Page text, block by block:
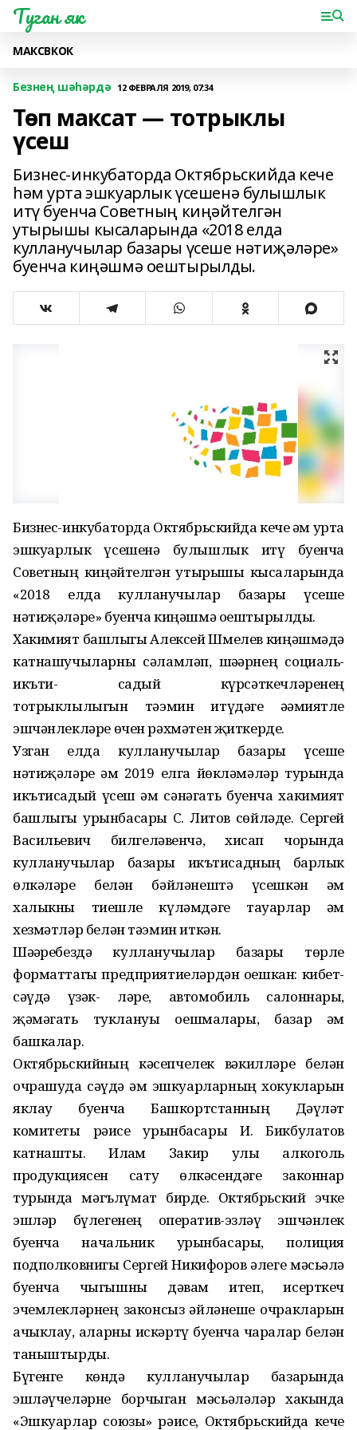
Туган як
МАКСВКОК
Безнең шәһәрдә 12 ФЕВРАЛЯ 2019, 07:34
Төп максат — тотрыклы
үсеш
Бизнес-инкубаторда Октябрьскийда кече
һәм урта эшкуарлык үсешенә булышлык
итү буенча Советның киңәйтелгән
утырышы кысаларында «2018 елда
кулланучылар базары үсеше нәтиҗәләре»
буенча киңәшмә оештырылды.
Бизнес-инкубаторда Октябрьскийда кече һәм урта
эшкуарлык үсешенә булышлык итү буенча
Советның киңәйтелгән утырышы кысаларында
«2018 елда кулланучылар базары үсеше
нәтиҗәләре» буенча киңәшмә оештырылды.
Хакимият башлыгы Алексей Шмелев киңәшмәдә
катнашучыларны сәламләп, шәһәрнең социаль-
икъти- садый күрсәткечләренең
тотрыклылыгын тәэмин итүдәге әһәмиятле
эшчәнлекләре өчен рәхмәтен җиткерде.
Узган елда кулланучылар базары үсеше
нәтиҗәләре һәм 2019 елга йөкләмәләр турында
икътисадый үсеш һәм сәнәгать буенча хакимият
башлыгы урынбасары С. Литов сөйләде. Сергей
Васильевич билгеләвенчә, хисап чорында
кулланучылар базары икътисадның барлык
өлкәләре белән бәйләнештә үсешкән һәм
халыкны тиешле күләмдәге тауарлар һәм
хезмәтләр белән тәэмин иткән.
Шәһәребездә кулланучылар базары төрле
форматтагы предприятиеләрдән оешкан: кибет-
сәүдә үзәк- ләре, автомобиль салоннары,
җәмәгать туклануы оешмалары, базар һәм
башкалар.
Октябрьскийның кәсепчелек вәкилләре белән
очрашуда сәүдә һәм эшкуарларның хокукларын
яклау буенча Башкортстанның Дәүләт
комитеты рәисе урынбасары И. Бикбулатов
катнашты. Илһам Закир улы алкоголь
продукциясен сату өлкәсендәге законнар
турында мәгълүмат бирде. Октябрьский эчке
эшләр бүлегенең оператив-эзләү эшчәнлек
буенча начальник урынбасары, полиция
подполковнигы Сергей Никифоров әлеге мәсьәлә
буенча чыгышны дәвам итеп, исерткеч
эчемлекләрнең законсыз әйләнеше очракларын
ачыклау, аларны искәртү буенча чаралар белән
таныштырды.
Бүгенге көндә кулланучылар базарында
эшләүчеләрне борчыган мәсьәләләр хакында
«Эшкуарлар союзы» рәисе, Октябрьскийда кече